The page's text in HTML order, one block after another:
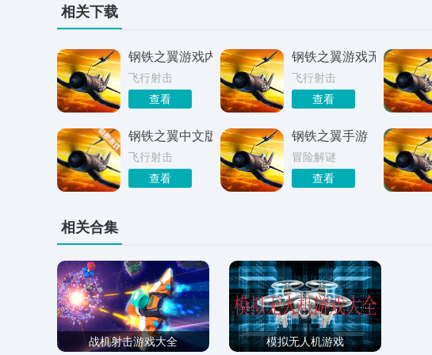
相关下载
钢铁之翼游戏内置菜单版
飞行射击
查看
钢铁之翼游戏无限资源版
飞行射击
查看
钢铁之翼中文版
飞行射击
查看
钢铁之翼手游
冒险解谜
查看
相关合集
战机射击游戏大全 模拟无人机游戏